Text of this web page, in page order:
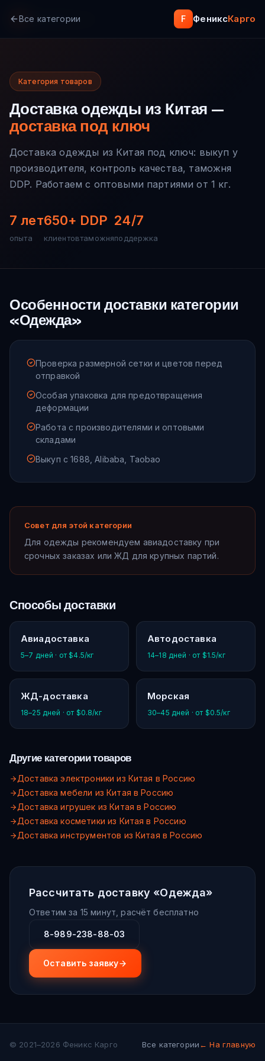
F ФениксКарго
Все категории F ФениксКарго
Категория товаров
Доставка одежды из Китая —
доставка под ключ
Доставка одежды из Китая под ключ: выкуп у
производителя, контроль качества, таможня
DDP. Работаем с оптовыми партиями от 1 кг.
7 лет
опыта
650+
клиентов
DDP
таможня
24/7
поддержка
Особенности доставки категории
«Одежда»
Проверка размерной сетки и цветов перед
отправкой
Особая упаковка для предотвращения
деформации
Работа с производителями и оптовыми
складами
Выкуп с 1688, Alibaba, Taobao
Совет для этой категории
Для одежды рекомендуем авиадоставку при
срочных заказах или ЖД для крупных партий.
Способы доставки
Авиадоставка
5–7 дней · от $4.5/кг
Автодоставка
14–18 дней · от $1.5/кг
ЖД-доставка
18–25 дней · от $0.8/кг
Морская
30–45 дней · от $0.5/кг
Другие категории товаров
Доставка электроники из Китая в Россию
Доставка мебели из Китая в Россию
Доставка игрушек из Китая в Россию
Доставка косметики из Китая в Россию
Доставка инструментов из Китая в Россию
Рассчитать доставку «Одежда»
Ответим за 15 минут, расчёт бесплатно
8-989-238-88-03
Оставить заявку
© 2021–2026 Феникс Карго Все категории← На главную